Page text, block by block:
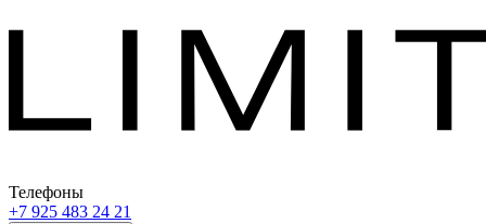
Телефоны
+7 925 483 24 21